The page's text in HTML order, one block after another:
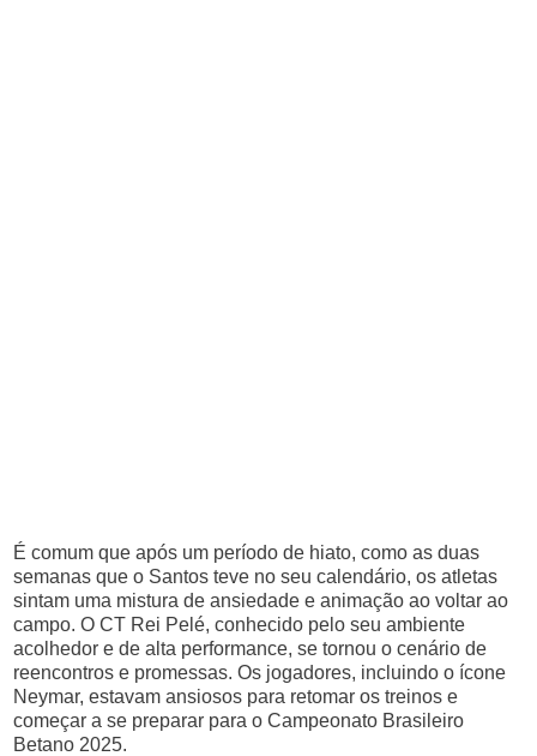
É comum que após um período de hiato, como as duas
semanas que o Santos teve no seu calendário, os atletas
sintam uma mistura de ansiedade e animação ao voltar ao
campo. O CT Rei Pelé, conhecido pelo seu ambiente
acolhedor e de alta performance, se tornou o cenário de
reencontros e promessas. Os jogadores, incluindo o ícone
Neymar, estavam ansiosos para retomar os treinos e
começar a se preparar para o Campeonato Brasileiro
Betano 2025.